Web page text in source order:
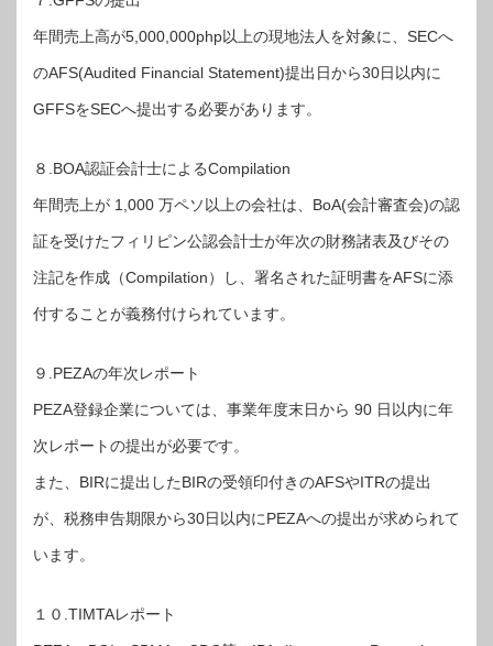
年間売上高が5,000,000php以上の現地法人を対象に、SECへ
のAFS(Audited Financial Statement)提出日から30日以内に
GFFSをSECへ提出する必要があります。
８.BOA認証会計士によるCompilation
年間売上が 1,000 万ペソ以上の会社は、BoA(会計審査会)の認
証を受けたフィリピン公認会計士が年次の財務諸表及びその
注記を作成（Compilation）し、署名された証明書をAFSに添
付することが義務付けられています。
９.PEZAの年次レポート
PEZA登録企業については、事業年度末日から 90 日以内に年
次レポートの提出が必要です。
また、BIRに提出したBIRの受領印付きのAFSやITRの提出
が、税務申告期限から30日以内にPEZAへの提出が求められて
います。
１０.TIMTAレポート